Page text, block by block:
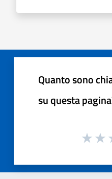
Quanto sono
su questa